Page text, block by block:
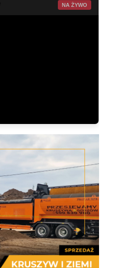
NA ŻYWO